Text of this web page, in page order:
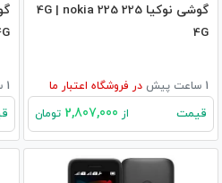
گوشی نوکیا 225 4G | nokia 225
4G
1 ساعت پیش در فروشگاه اعتبار ما
قیمت از تومان
1 ساعت پیش